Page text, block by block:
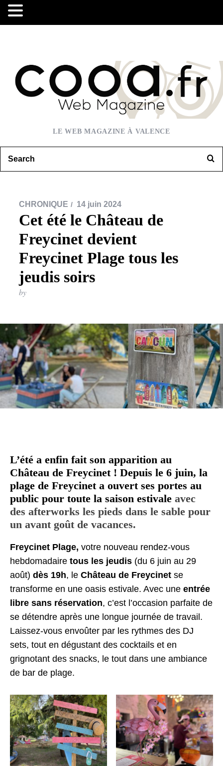
LE WEB MAGAZINE À VALENCE
CHRONIQUE 14 juin 2024
Cet été le Château de
Freycinet devient
Freycinet Plage tous les
jeudis soirs
by
L’été a enfin fait son apparition au
Château de Freycinet ! Depuis le 6 juin, la
plage de Freycinet a ouvert ses portes au
public pour toute la saison estivale avec
des afterworks les pieds dans le sable pour
un avant goût de vacances.
Freycinet Plage, votre nouveau rendez-vous
hebdomadairetous les jeudis (du 6 juin au 29
août)dès 19h, leChâteau de Freycinet se
transforme en une oasis estivale. Avec uneentrée
libre sans réservation, c’est l’occasion parfaite de
se détendre après une longue journée de travail.
Laissez-vous envoûter par les rythmes des DJ
sets, tout en dégustant des cocktails et en
grignotant des snacks, le tout dans une ambiance
de bar de plage.